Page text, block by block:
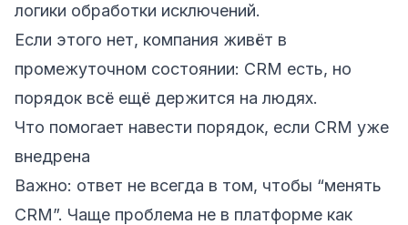
логики обработки исключений.
Если этого нет, компания живёт в
промежуточном состоянии: CRM есть, но
порядок всё ещё держится на людях.
Что помогает навести порядок, если CRM уже
внедрена
Важно: ответ не всегда в том, чтобы “менять
CRM”. Чаще проблема не в платформе как